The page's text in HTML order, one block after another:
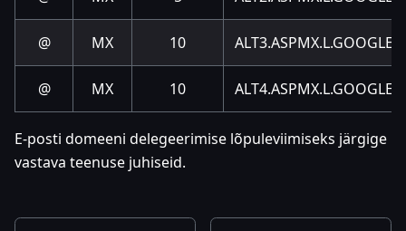
@ MX 10
@ MX 10
E-posti domeeni delegeerimise lõpuleviimiseks järgige
vastava teenuse juhiseid.